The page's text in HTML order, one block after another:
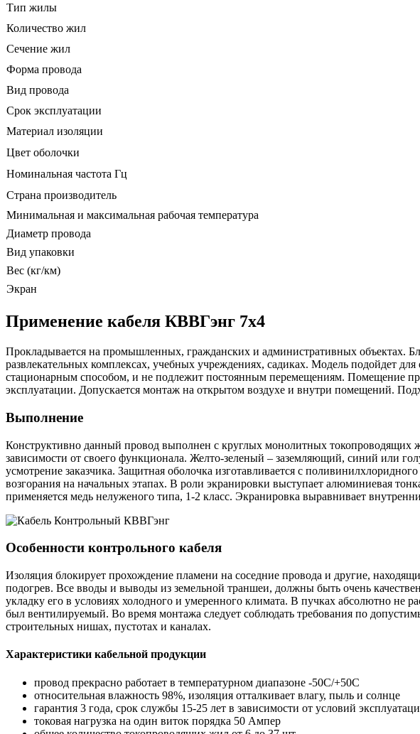
Тип жилы
Количество жил
Сечение жил
Форма провода
Вид провода
Срок эксплуатации
Материал изоляции
Цвет оболочки
Номинальная частота Гц
Страна производитель
Минимальная и максимальная рабочая температура
Диаметр провода
Вид упаковки
Вес (кг/км)
Экран
Применение кабеля КВВГэнг 7х4
Прокладывается на промышленных, гражданских и административных объектах.
развлекательных комплексах, учебных учреждениях, садиках. Модель подойдет
стационарным способом, и не подлежит постоянным перемещениям. Помещение
эксплуатации. Допускается монтаж на открытом воздухе и внутри помещений.
Выполнение
Конструктивно данный провод выполнен с круглых монолитных
зависимости от своего функционала. Желто-зеленый – заземляющий, синий или
усмотрение заказчика. Защитная оболочка изготавливается с
возгорания на начальных этапах. В роли экранировки выступает алюминиевая
применяется медь нелуженого типа, 1-2 класс. Экранировка выравнивает
Особенности контрольного кабеля
Изоляция блокирует прохождение пламени на соседние провода и другие,
подогрев. Все вводы и выводы из земельной траншеи, должны быть очень
укладку его в условиях холодного и умеренного климата. В пучках абсолютно не
был вентилируемый. Во время монтажа следует соблюдать требования по
строительных нишах, пустотах и каналах.
Характеристики кабельной продукции
провод прекрасно работает в температурном диапазоне -50С/+50С
относительная влажность 98%, изоляция отталкивает влагу, пыль и солнце
гарантия 3 года, срок службы 15-25 лет в зависимости от условий
токовая нагрузка на один виток порядка 50 Ампер